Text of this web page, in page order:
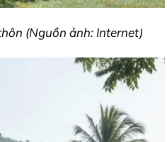
(Nguồn ảnh: Internet)